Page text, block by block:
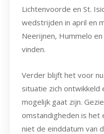
Lichtenvoorde en St.
wedstrijden in april en
Neerijnen, Hummelo
vinden.
Verder blijft het voor
situatie zich ontwikkeld
mogelijk gaat zijn.
omstandigheden is het
niet de einddatum van